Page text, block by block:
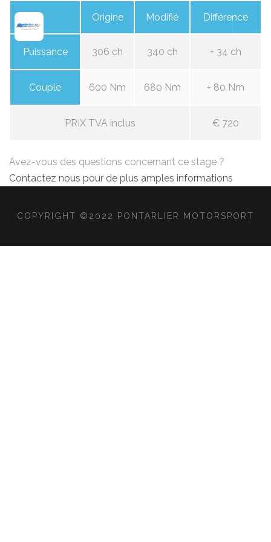
Origine Modifié Différence
Puissance 306 ch 340 ch + 34 ch
Couple 600 Nm 680 Nm + 80 Nm
PRIX TVA inclus € 720
Avez-vous des questions concernant ce stage ?
Contactez nous pour de plus amples informations
COPYRIGHT ©2022 PONTARLIER MOTORSPORT